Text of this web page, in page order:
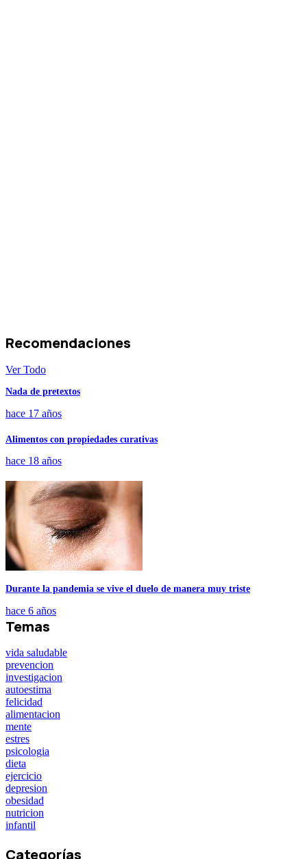
Recomendaciones
Ver Todo
Nada de pretextos
hace 17 años
Alimentos con propiedades curativas
hace 18 años
Durante la pandemia se vive el duelo de manera muy triste
hace 6 años
Temas
vida saludable
prevencion
investigacion
autoestima
felicidad
alimentacion
mente
estres
psicologia
dieta
ejercicio
depresion
obesidad
nutricion
infantil
Categorías